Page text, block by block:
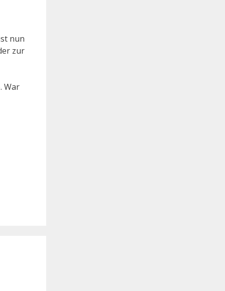
nun
zur
War